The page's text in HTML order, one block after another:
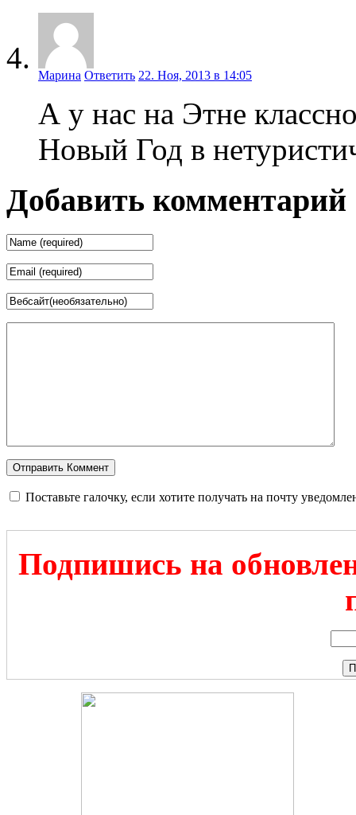
Марина Ответить 22. Ноя, 2013 в 14:05
А у нас на Этне
Новый Год в
Добавить комментарий
Поставьте галочку, если хотите получать на почту
Подпишись на